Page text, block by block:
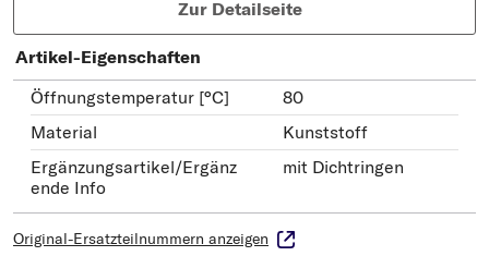
Zur Detailseite
Artikel-Eigenschaften
Öffnungstemperatur [°C]
80
Material
Kunststoff
Ergänzungsartikel/Ergänz
ende Info
mit Dichtringen
Original-Ersatzteilnummern anzeigen